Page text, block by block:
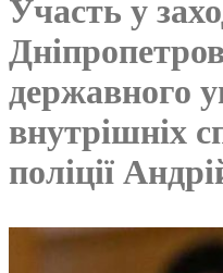
Участь у
державного
внутрішніх
поліції